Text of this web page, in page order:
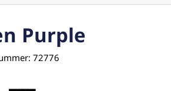
Purple
72776